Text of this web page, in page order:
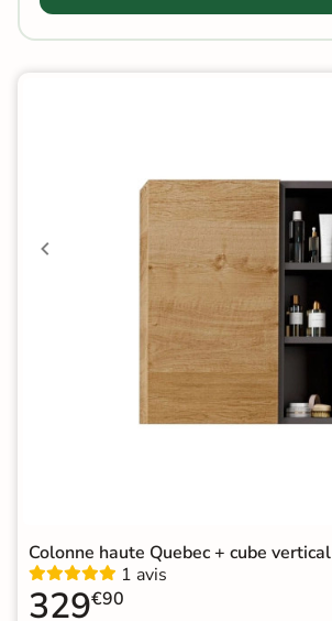
Colonne haute Quebec + cube vertical
1 avis
329€90